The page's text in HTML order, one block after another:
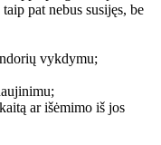
pat nebus susijęs, be
vykdymu;
ar išėmimo iš jos